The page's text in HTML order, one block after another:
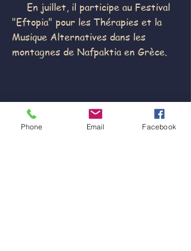
En juillet, il participe au Festival
"Eftopia" pour les Thérapies et la
Musique Alternatives dans les
montagnes de Nafpaktia en Grèce.
Phone Email Facebook